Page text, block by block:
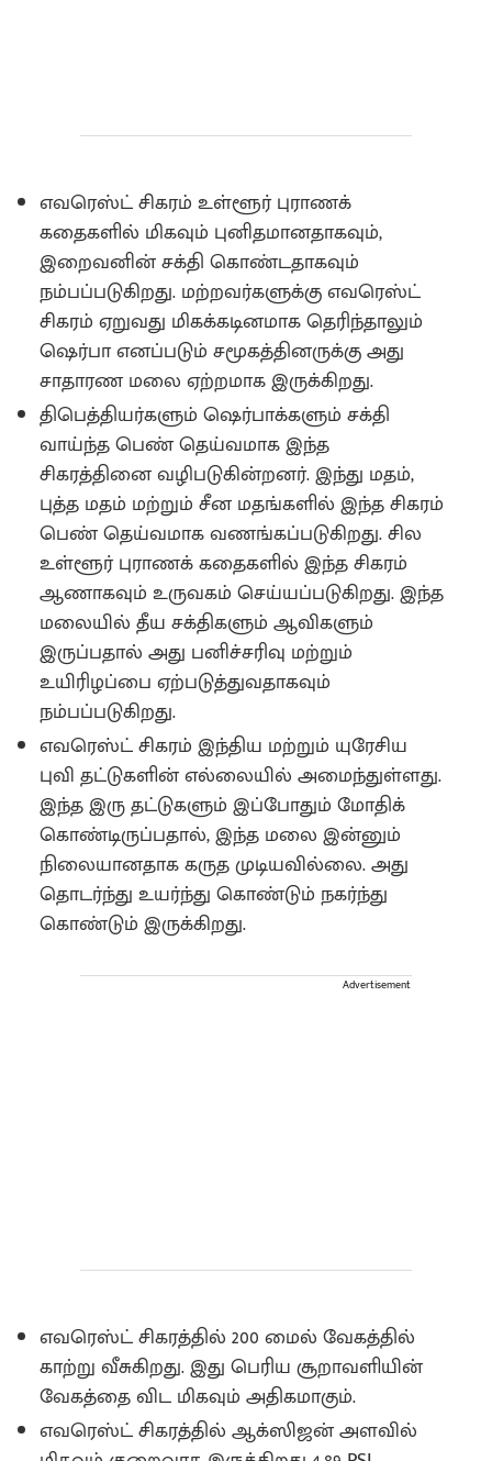
எவரெஸ்ட் சிகரம் உள்ளூர் புராணக்
கதைகளில் மிகவும் புனிதமானதாகவும்,
இறைவனின் சக்தி கொண்டதாகவும்
நம்பப்படுகிறது. மற்றவர்களுக்கு எவரெஸ்ட்
சிகரம் ஏறுவது மிகக்கடினமாக தெரிந்தாலும்
ஷெர்பா எனப்படும் சமூகத்தினருக்கு அது
சாதாரண மலை ஏற்றமாக இருக்கிறது.
திபெத்தியர்களும் ஷெர்பாக்களும் சக்தி
வாய்ந்த பெண் தெய்வமாக இந்த
சிகரத்தினை வழிபடுகின்றனர். இந்து மதம்,
புத்த மதம் மற்றும் சீன மதங்களில் இந்த சிகரம்
பெண் தெய்வமாக வணங்கப்படுகிறது. சில
உள்ளூர் புராணக் கதைகளில் இந்த சிகரம்
ஆணாகவும் உருவகம் செய்யப்படுகிறது. இந்த
மலையில் தீய சக்திகளும் ஆவிகளும்
இருப்பதால் அது பனிச்சரிவு மற்றும்
உயிரிழப்பை ஏற்படுத்துவதாகவும்
நம்பப்படுகிறது.
எவரெஸ்ட் சிகரம் இந்திய மற்றும் யுரேசிய
புவி தட்டுகளின் எல்லையில் அமைந்துள்ளது.
இந்த இரு தட்டுகளும் இப்போதும் மோதிக்
கொண்டிருப்பதால், இந்த மலை இன்னும்
நிலையானதாக கருத முடியவில்லை. அது
தொடர்ந்து உயர்ந்து கொண்டும் நகர்ந்து
கொண்டும் இருக்கிறது.
Advertisement
எவரெஸ்ட் சிகரத்தில் 200 மைல் வேகத்தில்
காற்று வீசுகிறது. இது பெரிய சூறாவளியின்
வேகத்தை விட மிகவும் அதிகமாகும்.
எவரெஸ்ட் சிகரத்தில் ஆக்ஸிஜன் அளவில்